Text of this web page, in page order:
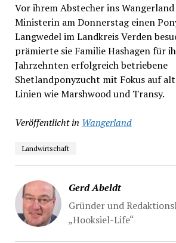
Vor ihrem Abstecher ins
Ministerin am Donnerstag einen
Langwedel im Landkreis Verden
prämierte sie Familie Hashagen für
Jahrzehnten erfolgreich betriebene
Shetlandponyzucht mit Fokus auf
Linien wie Marshwood und Transy.
Veröffentlicht in Wangerland
Landwirtschaft
Gerd Abeldt
Gründer und
„Hooksiel-Life“